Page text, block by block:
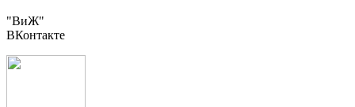
"ВиЖ"
ВКонтакте